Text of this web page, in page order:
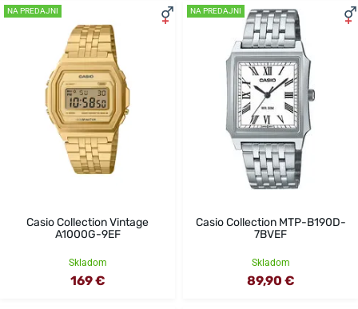
NA PREDAJNI
Casio Collection Vintage
A1000G-9EF
Skladom
169 €
NA PREDAJNI
Casio Collection MTP-B190D-
7BVEF
Skladom
89,90 €